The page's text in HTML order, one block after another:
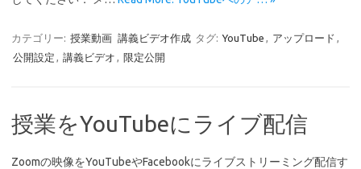
カテゴリー: 授業動画 講義ビデオ作成 タグ: YouTube , アップロード ,
公開設定 , 講義ビデオ , 限定公開
授業をYouTubeにライブ配信
Zoomの映像をYouTubeやFacebookにライブストリーミング配信す